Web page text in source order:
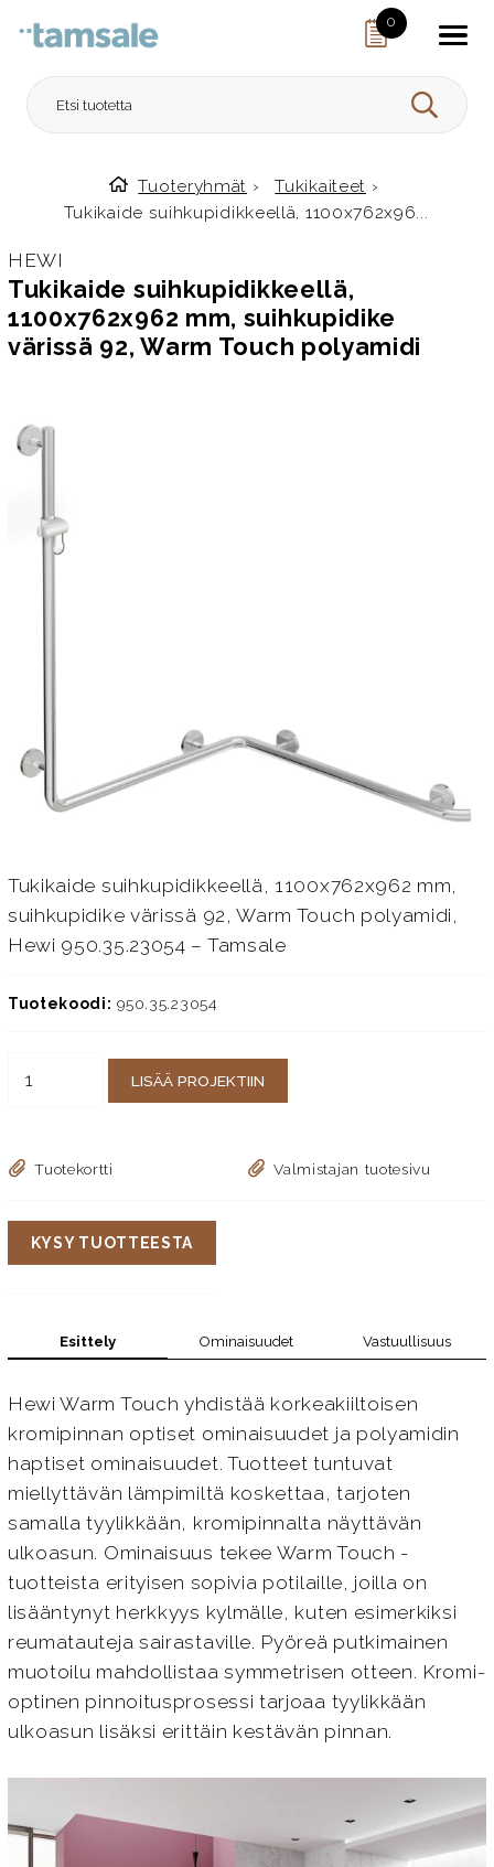
0
HAE
Etusivulle
Tuoteryhmät › Tukikaiteet ›
Tukikaide suihkupidikkeellä, 1100x762x96...
HEWI
Tukikaide suihkupidikkeellä,
1100x762x962 mm, suihkupidike
värissä 92, Warm Touch polyamidi
Tukikaide suihkupidikkeellä, 1100x762x962 mm,
suihkupidike värissä 92, Warm Touch polyamidi,
Hewi 950.35.23054 – Tamsale
Tuotekoodi: 950.35.23054
LISÄÄ PROJEKTIIN
Tuotekortti Valmistajan tuotesivu
KYSY TUOTTEESTA
Esittely Ominaisuudet Vastuullisuus
Hewi Warm Touch yhdistää korkeakiiltoisen
kromipinnan optiset ominaisuudet ja polyamidin
haptiset ominaisuudet. Tuotteet tuntuvat
miellyttävän lämpimiltä koskettaa, tarjoten
samalla tyylikkään, kromipinnalta näyttävän
ulkoasun. Ominaisuus tekee Warm Touch -
tuotteista erityisen sopivia potilaille, joilla on
lisääntynyt herkkyys kylmälle, kuten esimerkiksi
reumatauteja sairastaville. Pyöreä putkimainen
muotoilu mahdollistaa symmetrisen otteen. Kromi-
optinen pinnoitusprosessi tarjoaa tyylikkään
ulkoasun lisäksi erittäin kestävän pinnan.